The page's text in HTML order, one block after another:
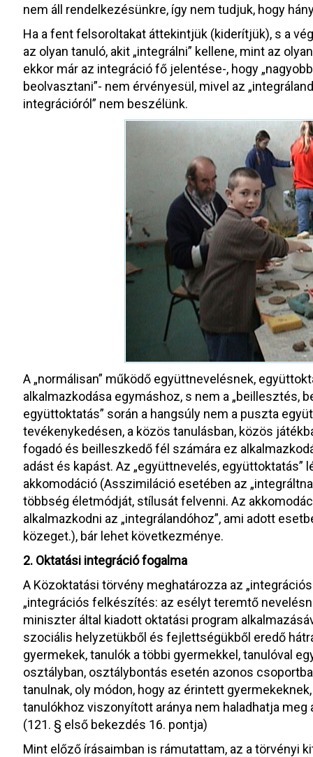
nem áll rendelkezésünkre, így nem tudjuk, hogy
Ha a fent felsoroltakat áttekintjük (kiderítjük), s a
az olyan tanuló, akit „integrálni” kellene, mint az
ekkor már az integráció fő jelentése-, hogy
beolvasztani”- nem érvényesül, mivel az
integrációról” nem beszélünk.
A „normálisan” működő együttnevelésnek,
alkalmazkodása egymáshoz, s nem a „beillesztés,
együttoktatás” során a hangsúly nem a puszta
tevékenykedésen, a közös tanulásban, közös
fogadó és beilleszkedő fél számára ez
adást és kapást. Az „együttnevelés, együttoktatás”
akkomodáció (Asszimiláció esetében az
többség életmódját, stílusát felvenni. Az
alkalmazkodni az „integrálandóhoz”, ami adott
közeget.), bár lehet következménye.
2. Oktatási integráció fogalma
A Közoktatási törvény meghatározza az
„integrációs felkészítés: az esélyt teremtő
miniszter által kiadott oktatási program
szociális helyzetükből és fejlettségükből eredő
gyermekek, tanulók a többi gyermekkel, tanulóval
osztályban, osztálybontás esetén azonos
tanulnak, oly módon, hogy az érintett
tanulókhoz viszonyított aránya nem haladhatja
(121. § első bekezdés 16. pontja)
Mint előző írásaimban is rámutattam, az a törvényi